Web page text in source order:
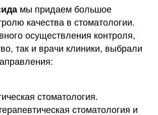
мы придаем большое
качества в стоматологии.
осуществления контроля,
так и врачи клиники, выбрали
стоматология.
стоматология и